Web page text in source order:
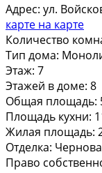
Адрес: ул.
карте на карте
Количество
Тип дома:
Этаж: 7
Этажей в доме: 8
Общая площадь:
Площадь кухни:
Жилая площадь:
Отделка:
Право